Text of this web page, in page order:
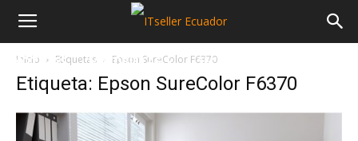
NOTICIAS MAYORISTAS SECTORES
Inicio Etiquetas Epson SureColor F6370
Etiqueta: Epson SureColor F6370